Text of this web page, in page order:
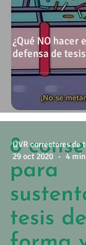
¿Qué NO hacer
defensa de
UVR correctores de
29 oct 2020
4